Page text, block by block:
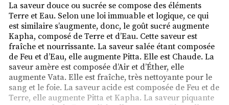
La saveur douce ou sucrée se compose des éléments
Terre et Eau. Selon une loi immuable et logique, ce qui
est similaire s’augmente, donc, le goût sucré augmente
Kapha, composé de Terre et d’Eau. Cette saveur est
fraîche et nourrissante. La saveur salée étant composée
de Feu et d’Eau, elle augmente Pitta. Elle est Chaude. La
saveur amère est composée d’Air et d’Éther, elle
augmente Vata. Elle est fraîche, très nettoyante pour le
sang et le foie. La saveur acide est composée de Feu et de
Terre, elle augmente Pitta et Kapha. La saveur piquante